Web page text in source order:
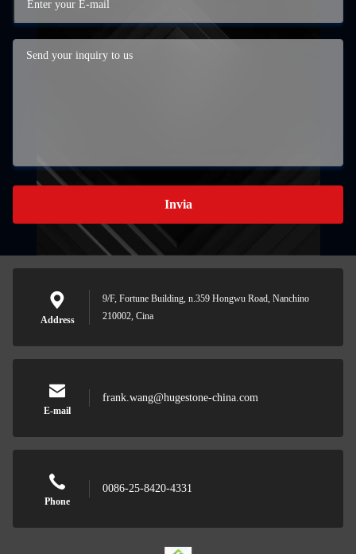
Invia
Address
9/F, Fortune Building, n.359 Hongwu Road, Nanchino
210002, Cina
E-mail
frank.wang@hugestone-china.com
Phone
0086-25-8420-4331